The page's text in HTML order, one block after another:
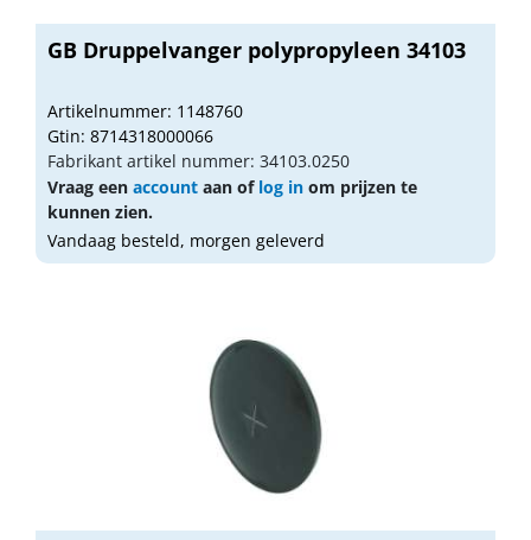
GB Druppelvanger polypropyleen 34103
Artikelnummer: 1148760
Gtin: 8714318000066
Fabrikant artikel nummer: 34103.0250
Vraag een account aan of log in om prijzen te
kunnen zien.
Vandaag besteld, morgen geleverd